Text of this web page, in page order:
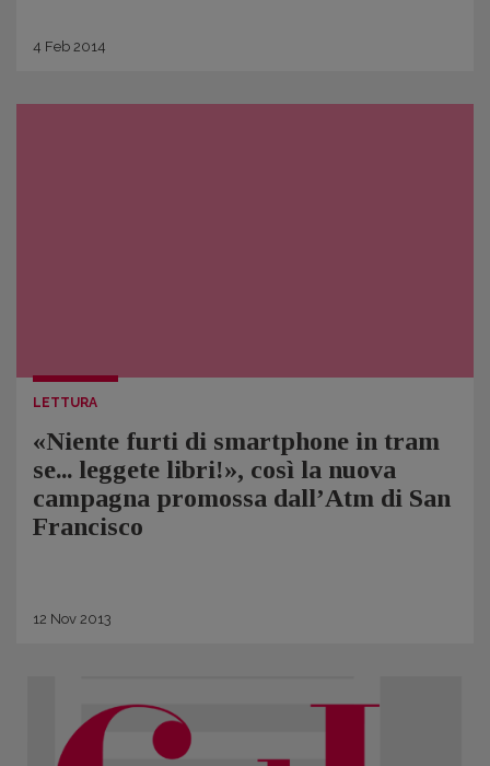
4 Feb 2014
LETTURA
«Niente furti di smartphone in tram
se... leggete libri!», così la nuova
campagna promossa dall’Atm di San
Francisco
12 Nov 2013